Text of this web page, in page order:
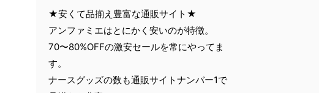
★安くて品揃え豊富な通販サイト★
アンファミエはとにかく安いのが特徴。
70〜80%OFFの激安セールを常にやってま
す。
ナースグッズの数も通販サイトナンバー1で